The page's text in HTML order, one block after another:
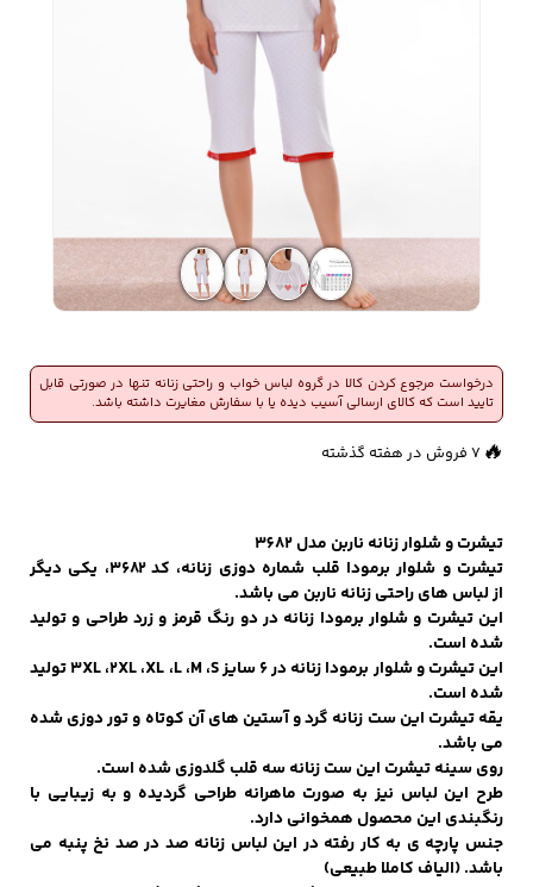
ژاکت و پلیور مردانه
شلوار جین مردانه
شلوار پارچه ای
مردانه
مردانه
کفش مردانه شال و کلاه مردانه چتر مردانه
مردانه
تیشرت و شلوار زنانه ناربن مدل 3682
تیشرت و شلوار برمودا قلب شماره دوزی زنانه، کد ۳۶۸۲، یکی دیگر
از لباس های راحتی زنانه ناربن می باشد.
این تیشرت و شلوار برمودا زنانه در دو رنگ قرمز و زرد طراحی و تولید
شده است.
این تیشرت و شلوار برمودا زنانه در ۶ سایز ۳XL ،۲XL ،XL ،L ،M ،S تولید
شده است.
یقه تیشرت این ست زنانه گرد و آستین های آن کوتاه و تور دوزی شده
می باشد.
روی سینه تیشرت این ست زنانه سه قلب گلدوزی شده است.
طرح این لباس نیز به صورت ماهرانه طراحی گردیده و به زیبایی با
رنگبندی این محصول همخوانی دارد.
جنس پارچه ی به کار رفته در این لباس زنانه صد در صد نخ پنبه می
باشد. (الیاف کاملا طبیعی)
درخواست مرجوع کردن کالا در گروه لباس خواب و راحتی زنانه تنها در صورتی قابل
تایید است که کالای ارسالی آسیب دیده یا با سفارش مغایرت داشته باشد.👀768 بازدید در ۲۴ ساعت گذشته
🔥 7 فروش در هفته گذشته